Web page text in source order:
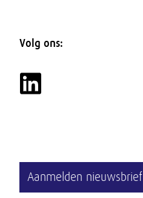
Volg ons:
Aanmelden nieuwsbrief